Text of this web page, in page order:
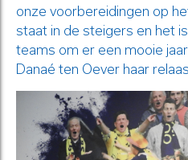
onze voorbereidingen op
staat in de steigers en het
teams om er een mooie
Danaé ten Oever haar